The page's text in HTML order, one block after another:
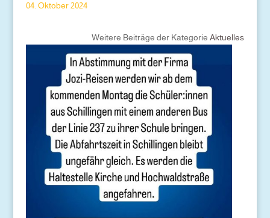
04. Oktober 2024
Weitere Beiträge der KategorieAktuelles